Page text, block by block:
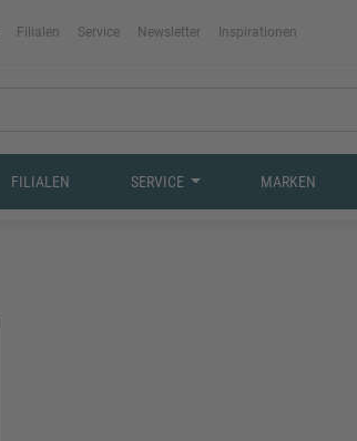
Filialen Service Newsletter Inspirationen
FILIALEN SERVICE MARKEN